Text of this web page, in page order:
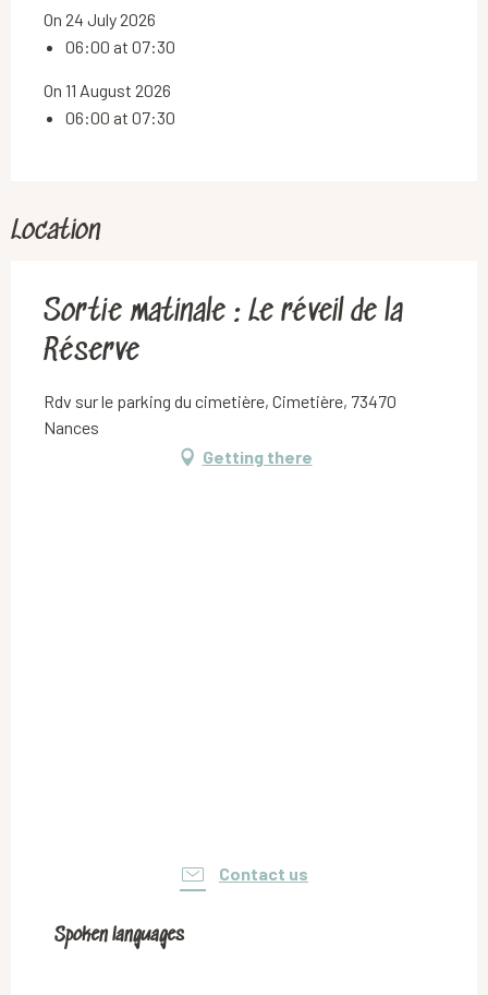
On 24 July 2026
06:00 at 07:30
On 11 August 2026
06:00 at 07:30
Location
Sortie matinale : Le réveil de la
Réserve
Rdv sur le parking du cimetière, Cimetière, 73470
Nances
Getting there
Contact us
Spoken languages
Spoken languages